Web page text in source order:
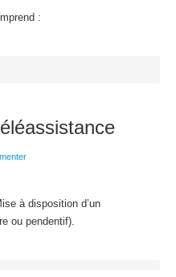
:
à disposition d’un
ou pendentif).